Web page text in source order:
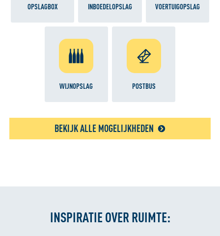
OPSLAGBOX INBOEDELOPSLAG VOERTUIGOPSLAG
WIJNOPSLAG POSTBUS
BEKIJK ALLE MOGELIJKHEDEN
INSPIRATIE OVER RUIMTE: